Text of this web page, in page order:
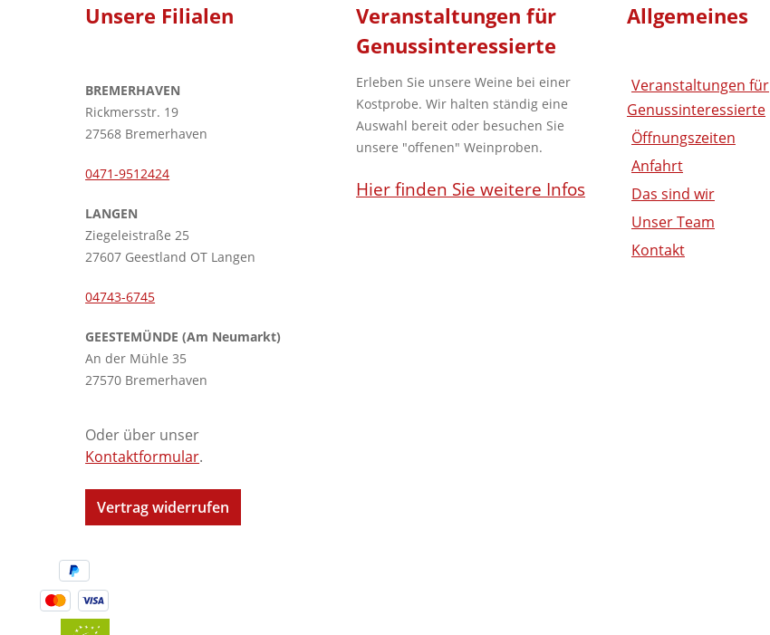
Unsere Filialen
BREMERHAVEN
Rickmersstr. 19
27568 Bremerhaven
0471-9512424
LANGEN
Ziegeleistraße 25
27607 Geestland OT Langen
04743-6745
GEESTEMÜNDE (Am Neumarkt)
An der Mühle 35
27570 Bremerhaven
Oder über unser
Kontaktformular.
Vertrag widerrufen
Veranstaltungen für
Genussinteressierte
Erleben Sie unsere Weine bei einer
Kostprobe. Wir halten ständig eine
Auswahl bereit oder besuchen Sie
unsere "offenen" Weinproben.
Hier finden Sie weitere Infos
Allgemeines
Veranstaltungen für
Genussinteressierte
Öffnungszeiten
Anfahrt
Das sind wir
Unser Team
Kontakt